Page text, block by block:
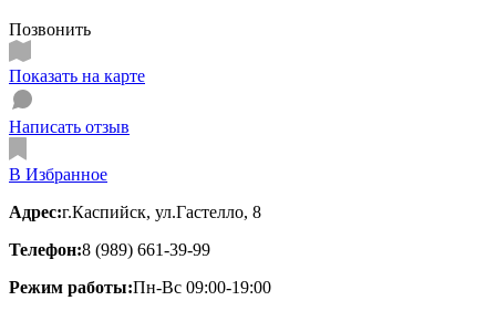
Позвонить
Показать на карте
Написать отзыв
В Избранное
Адрес:г.Каспийск, ул.Гастелло, 8
Телефон:8 (989) 661-39-99
Режим работы:Пн-Вс 09:00-19:00